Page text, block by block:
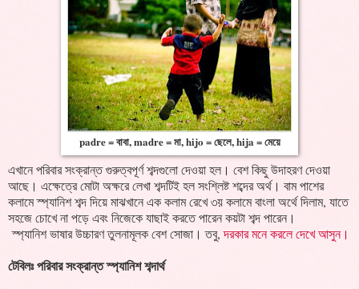
padre = বাবা, madre = মা, hijo = ছেলে, hija = মেয়ে
এখানে পরিবার সংক্রান্ত গুরুত্বপূর্ণ শব্দগুলো দেওয়া হল। বেশ কিছু উদাহরণ দেওয়া
আছে। এক্ষেত্রে মোটা অক্ষরে লেখা শব্দটিই হল সংশ্লিষ্ট শব্দের অর্থ। বাম পাশের
কলামে স্প্যানিশ শব্দ দিয়ে মাঝখানে এক কলাম রেখে ৩য় কলামে বাংলা অর্থে দিলাম, যাতে
সহজে চোখে না পড়ে এবং নিজেকে যাছাই করতে পারেন কয়টা শব্দ পারেন।
স্প্যানিশ ভাষার উচ্চারণ তুলনামূলক বেশ সোজা। তবু,দরকার মনে করলে দেখে আসুন।
টেবিলঃ পরিবার সংক্রান্ত স্প্যানিশ শব্দার্থ